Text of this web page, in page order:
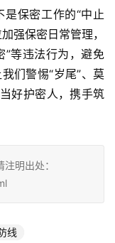
是保密工作的“中止
强保密日常管理，
”等违法行为，避免
们警惕“岁尾”、莫
好护密人，携手筑
明出处：
线